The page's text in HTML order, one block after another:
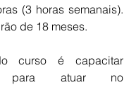
(3 horas semanais).
de 18 meses.
curso é capacitar
para atuar no